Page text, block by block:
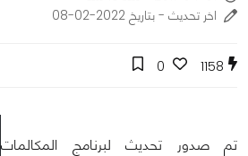
اخر تحديث - بتاريخ 2022-02-08
1158
0
تم صدور تحديث لبرنامج المكالمات